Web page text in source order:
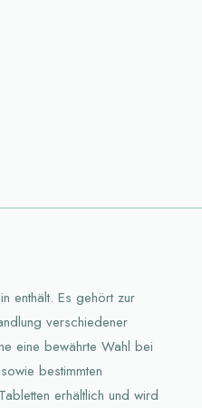
enthält. Es gehört zur
verschiedener
eine bewährte Wahl bei
bestimmten
erhältlich und wird